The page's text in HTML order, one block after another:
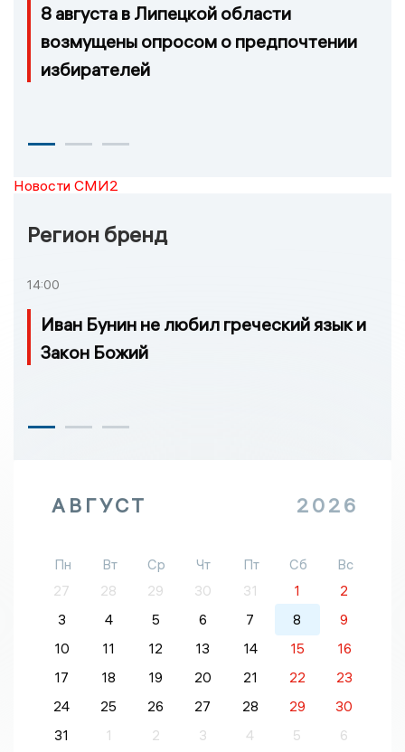
8 августа в Липецкой области
возмущены опросом о предпочтении
избирателей
Новости СМИ2
Регион бренд
14:00
Иван Бунин не любил греческий язык и
Закон Божий
АВГУСТ 2026
Пн Вт Ср Чт Пт Сб
Вс
27
28 29 30 31 1
2
3
4 5 6 7 8
9
10
11 12 13 14 15
16
17
18 19 20 21 22
23
24
25 26 27 28 29
30
31
1 2 3 4 5 6